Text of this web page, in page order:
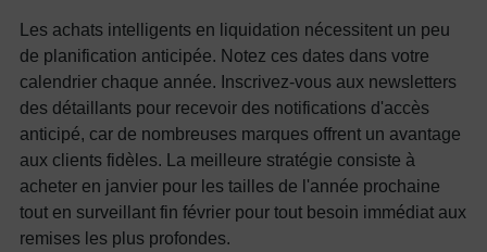
Les achats intelligents en liquidation nécessitent un peu
de planification anticipée. Notez ces dates dans votre
calendrier chaque année. Inscrivez-vous aux newsletters
des détaillants pour recevoir des notifications d'accès
anticipé, car de nombreuses marques offrent un avantage
aux clients fidèles. La meilleure stratégie consiste à
acheter en janvier pour les tailles de l'année prochaine
tout en surveillant fin février pour tout besoin immédiat aux
remises les plus profondes.